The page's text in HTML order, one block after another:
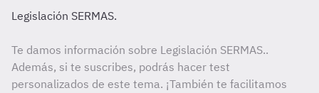
Legislación SERMAS.
Te damos información sobre Legislación SERMAS..
Además, si te suscribes, podrás hacer test
personalizados de este tema. ¡También te facilitamos